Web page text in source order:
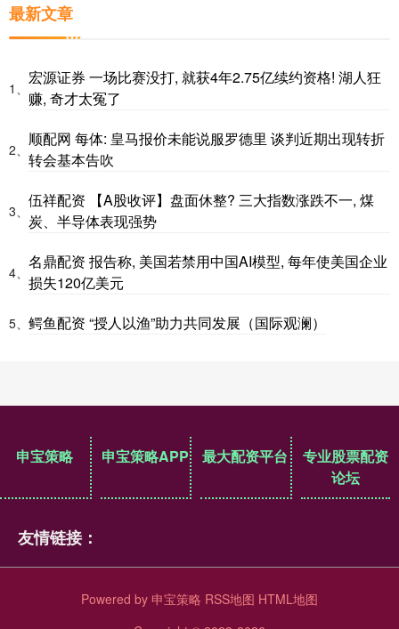
最新文章
1、
宏源证券 一场比赛没打, 就获4年2.75亿续约资格! 湖人狂
赚, 奇才太冤了
2、
顺配网 每体: 皇马报价未能说服罗德里 谈判近期出现转折
转会基本告吹
3、
伍祥配资 【A股收评】盘面休整? 三大指数涨跌不一, 煤
炭、半导体表现强势
4、
名鼎配资 报告称, 美国若禁用中国AI模型, 每年使美国企业
损失120亿美元
5、 鳄鱼配资 “授人以渔”助力共同发展（国际观澜）
申宝策略 申宝策略APP 最大配资平台
专业股票配资
论坛
友情链接：
Powered by 申宝策略 RSS地图 HTML地图